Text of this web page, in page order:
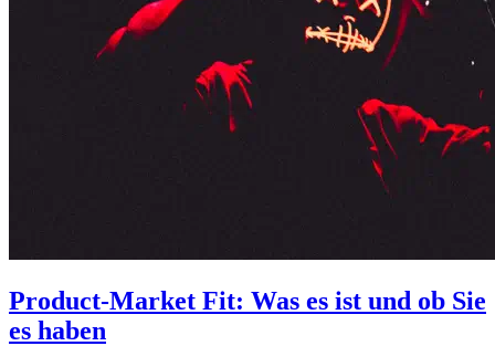
Product-Market Fit: Was es ist und ob Sie
es haben